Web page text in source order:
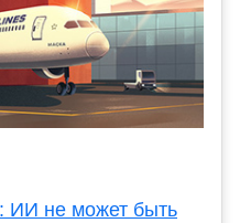
ИИ не может быть